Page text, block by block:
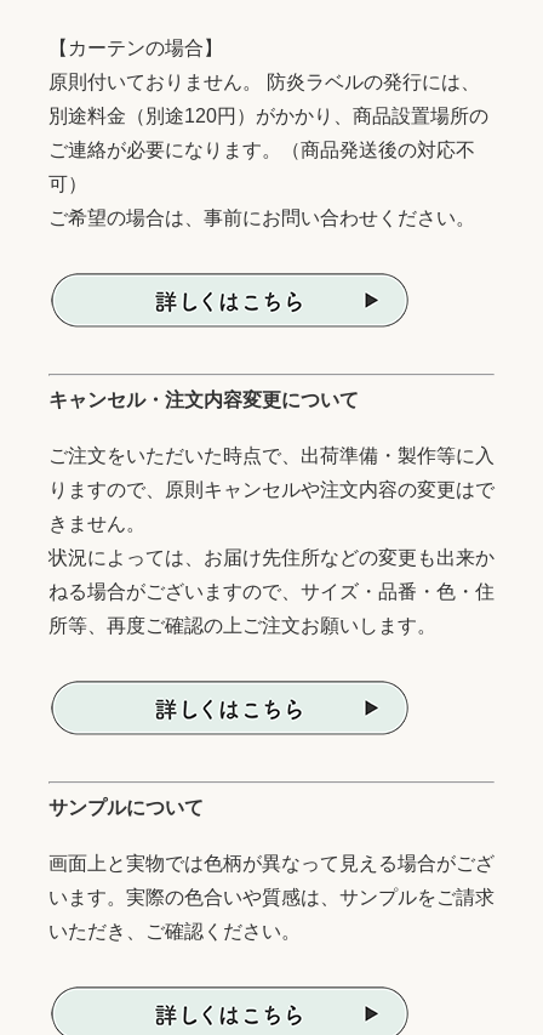
【カーテンの場合】
原則付いておりません。 防炎ラベルの発行には、
別途料金（別途120円）がかかり、商品設置場所の
ご連絡が必要になります。（商品発送後の対応不
可）
ご希望の場合は、事前にお問い合わせください。
キャンセル・注文内容変更について
ご注文をいただいた時点で、出荷準備・製作等に入
りますので、原則キャンセルや注文内容の変更はで
きません。
状況によっては、お届け先住所などの変更も出来か
ねる場合がございますので、サイズ・品番・色・住
所等、再度ご確認の上ご注文お願いします。
サンプルについて
画面上と実物では色柄が異なって見える場合がござ
います。実際の色合いや質感は、サンプルをご請求
いただき、ご確認ください。